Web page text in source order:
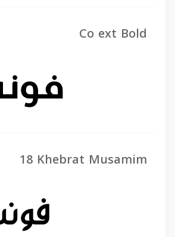
Co ext Bold
18 Khebrat Musamim